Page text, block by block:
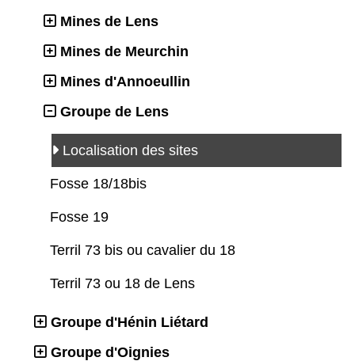
Mines de Lens
Mines de Meurchin
Mines d'Annoeullin
Groupe de Lens
Localisation des sites
Fosse 18/18bis
Fosse 19
Terril 73 bis ou cavalier du 18
Terril 73 ou 18 de Lens
Groupe d'Hénin Liétard
Groupe d'Oignies